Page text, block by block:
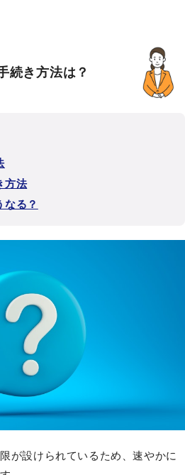
続き方法は？
方法
なる？
が設けられているため、速やかに